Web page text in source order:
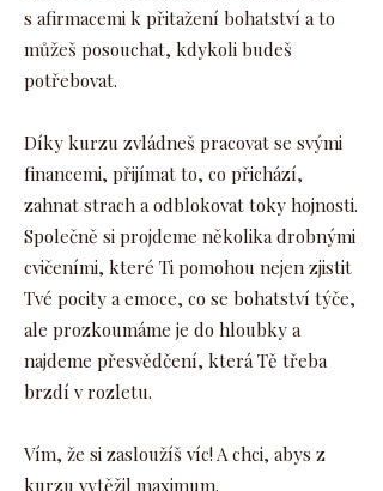
s afirmacemi k přitažení bohatství a to
můžeš posouchat, kdykoli budeš
potřebovat.
Díky kurzu zvládneš pracovat se svými
financemi, přijímat to, co přichází,
zahnat strach a odblokovat toky hojnosti.
Společně si projdeme několika drobnými
cvičeními, které Ti pomohou nejen zjistit
Tvé pocity a emoce, co se bohatství týče,
ale prozkoumáme je do hloubky a
najdeme přesvědčení, která Tě třeba
brzdí v rozletu.
Vím, že si zasloužíš víc! A chci, abys z
kurzu vytěžil maximum.